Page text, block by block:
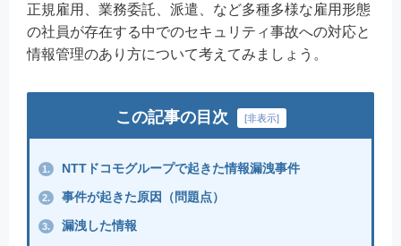
正規雇用、業務委託、派遣、など多種多様な雇用形態
の社員が存在する中でのセキュリティ事故への対応と
情報管理のあり方について考えてみましょう。
この記事の目次 [非表示]
1. NTTドコモグループで起きた情報漏洩事件
2. 事件が起きた原因（問題点）
3. 漏洩した情報